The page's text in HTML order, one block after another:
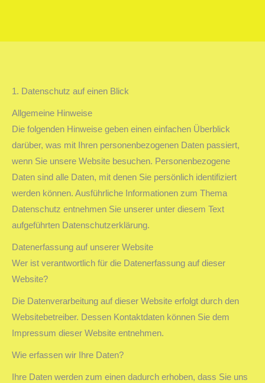
1. Datenschutz auf einen Blick
Allgemeine Hinweise
Die folgenden Hinweise geben einen einfachen Überblick
darüber, was mit Ihren personenbezogenen Daten passiert,
wenn Sie unsere Website besuchen. Personenbezogene
Daten sind alle Daten, mit denen Sie persönlich identifiziert
werden können. Ausführliche Informationen zum Thema
Datenschutz entnehmen Sie unserer unter diesem Text
aufgeführten Datenschutzerklärung.
Datenerfassung auf unserer Website
Wer ist verantwortlich für die Datenerfassung auf dieser
Website?
Die Datenverarbeitung auf dieser Website erfolgt durch den
Websitebetreiber. Dessen Kontaktdaten können Sie dem
Impressum dieser Website entnehmen.
Wie erfassen wir Ihre Daten?
Ihre Daten werden zum einen dadurch erhoben, dass Sie uns